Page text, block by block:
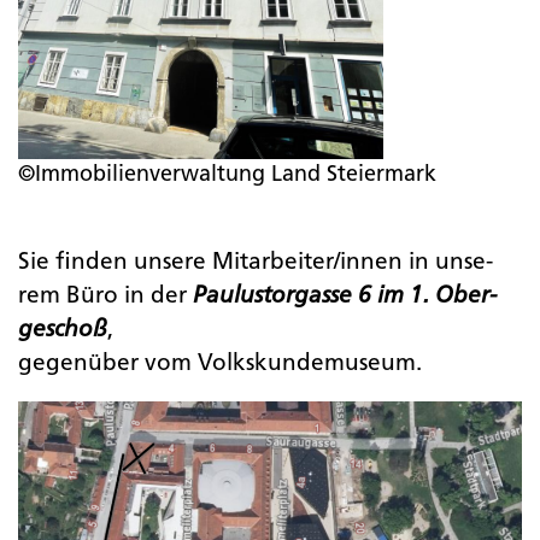
Fa­ci­li­ty­ma­nage­ment
In­stand­hal­tung
Ob­jekt­si­cher­heit
Büro
©Immobilienverwaltung Land Steiermark
Sie fin­den un­se­re Mit­ar­bei­ter/innen in un­se­
rem Büro in der Pau­lust­or­gas­se 6 im 1. Ober­
ge­schoß,
ge­gen­über vom Volks­kun­de­mu­se­um.